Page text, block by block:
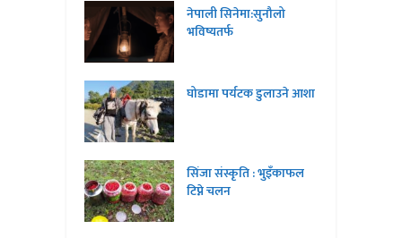
नेपाली सिनेमा:सुनौलो
भविष्यतर्फ
घोडामा पर्यटक डुलाउने आशा
सिंजा संस्कृति : भुइँकाफल
टिप्ने चलन